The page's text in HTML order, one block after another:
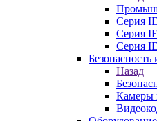
Серия
Серия
Серия
Безопасность
Назад
Камеры